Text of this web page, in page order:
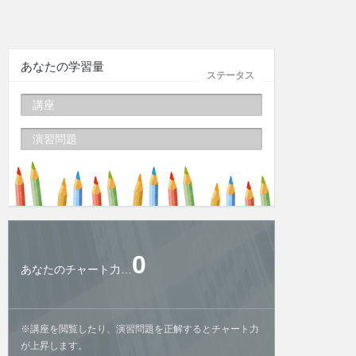
ステータス
あなたの学習量
講座
演習問題
あなたのチャート力… 0
※講座を閲覧したり、演習問題を正解するとチャート力
が上昇します。